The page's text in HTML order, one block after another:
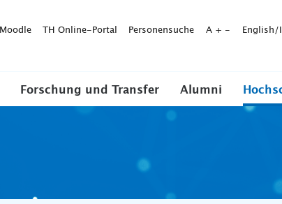
Moodle TH Online-Portal Personensuche A + -
Forschung und Transfer Alumni